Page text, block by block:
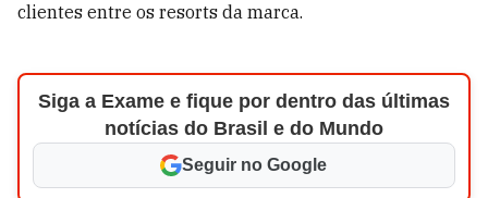
clientes entre os resorts da marca.
Siga a Exame e fique por dentro das últimas
notícias do Brasil e do Mundo
Seguir no Google